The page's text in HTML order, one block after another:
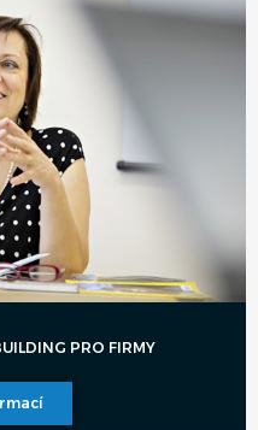
PRO FIRMY